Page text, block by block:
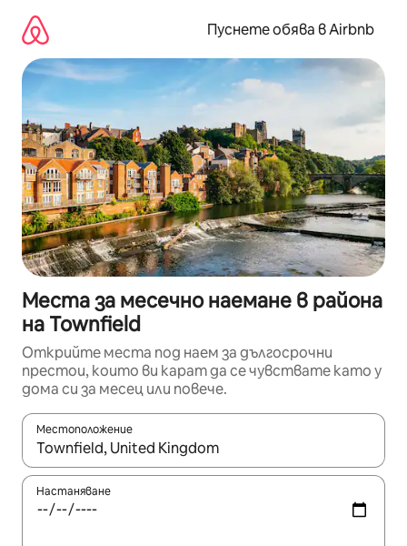
съдържанието
Пуснете обява в Airbnb
Места за месечно наемане в района
на Townfield
Открийте места под наем за дългосрочни
престои, които ви карат да се чувствате като у
дома си за месец или повече.
Местоположение
Когато резултатите се покажат, използвайте
Настаняване